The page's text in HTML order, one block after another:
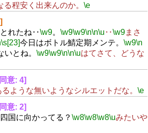
程安く出来んのか。 \e
れたね‥\w9。 \w9\w9\n\n\u ‥\w9まさ
\s[23]今日はボトル鯖定期メンテ。 \w9\n
とね。 \w9\w9\n\n\uはてさて、どうな
意: 4]
ような無いようなシルエットだな。 \e
意: 2]
国に向かってる？ \w8\w8\w8\uみたいや